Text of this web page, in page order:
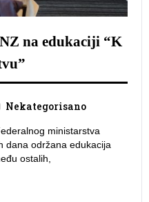
na edukaciji “K
Nekategorisano
ministarstva
dana održana edukacija
ostalih,